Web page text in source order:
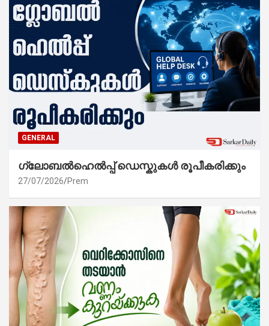
GENERAL
ഗ്ലോബൽഹെൽപ്പ് ഡെസ്കുകൾ രൂപീകരിക്കും
27/07/2026 Prem